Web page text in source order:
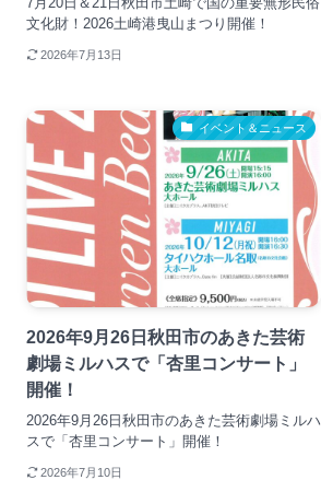
文化財！2026土崎港曳山まつり開催！
2026年7月13日
イベント＆ニュース
2026年9月26日秋田市のあきた芸術
劇場ミルハスで「杏里コンサート」
開催！
2026年9月26日秋田市のあきた芸術劇場ミルハ
スで「杏里コンサート」開催！
2026年7月10日